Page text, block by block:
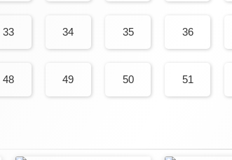
33 34 35 36
48 49 50 51